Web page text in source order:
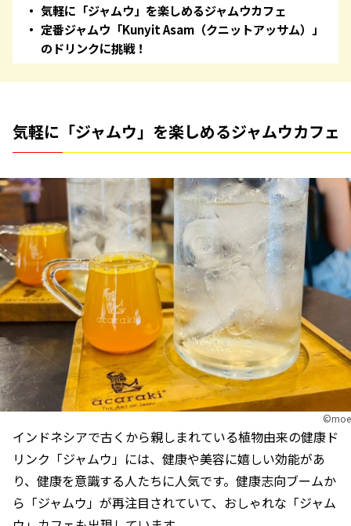
気軽に「ジャムウ」を楽しめるジャムウカフェ
定番ジャムウ「Kunyit Asam（クニットアッサム）」
のドリンクに挑戦！
気軽に「ジャムウ」を楽しめるジャムウカフェ
©︎moe
インドネシアで古くから親しまれている植物由来の健康ド
リンク「ジャムウ」には、健康や美容に嬉しい効能があ
り、健康を意識する人たちに人気です。健康志向ブームか
ら「ジャムウ」が再注目されていて、おしゃれな「ジャム